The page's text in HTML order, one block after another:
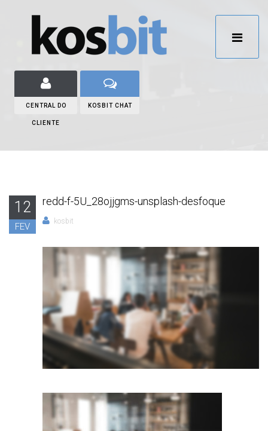
CENTRAL DO
CLIENTE
KOSBIT CHAT
12
FEV
redd-f-5U_28ojjgms-unsplash-desfoque
kosbit